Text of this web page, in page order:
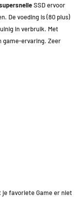
SSD ervoor
De voeding is (80 plus)
in verbruik. Met
game-ervaring. Zeer
je favoriete Game er niet